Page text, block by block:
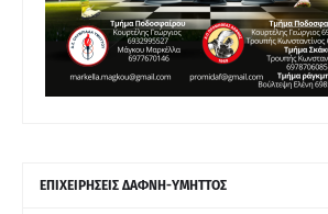
ΕΠΙΧΕΙΡΗΣΕΙΣ ΔΑΦΝΗ-ΥΜΗΤΤΟΣ